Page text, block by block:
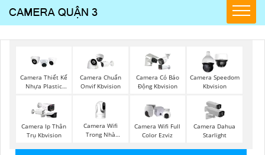
Camera Thiết Kế
Nhựa Plastic
Camera Chuẩn
Onvif Kbvision
Camera Có Báo
Động Kbvision
Camera Speedom
Kbvision
Camera Ip Thân
Trụ Kbvision
Camera Wifi
Trong Nhà
Camera Wifi Full
Color Ezviz
Camera Dahua
Starlight